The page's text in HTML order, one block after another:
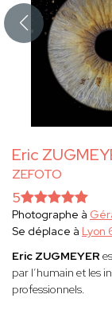
Eric
ZEFOTO
5
Photographe à
Se déplace à Lyon
Eric ZUGMEYER
par l’humain et les
professionnels.